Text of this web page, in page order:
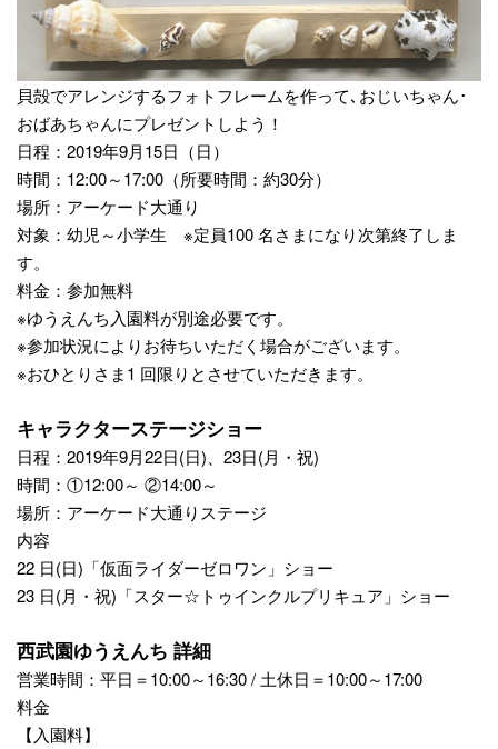
貝殻でアレンジするフォトフレームを作って､おじいちゃん･
おばあちゃんにプレゼントしよう！
日程：2019年9月15日（日）
時間：12:00～17:00（所要時間：約30分）
場所：アーケード大通り
対象：幼児～小学生 ※定員100 名さまになり次第終了しま
す。
料金：参加無料
※ゆうえんち入園料が別途必要です。
※参加状況によりお待ちいただく場合がございます。
※おひとりさま1 回限りとさせていただきます。
キャラクターステージショー
日程：2019年9月22日(日)、23日(月・祝)
時間：①12:00～ ②14:00～
場所：アーケード大通りステージ
内容
22 日(日)「仮面ライダーゼロワン」ショー
23 日(月・祝)「スター☆トゥインクルプリキュア」ショー
西武園ゆうえんち 詳細
営業時間：平日＝10:00～16:30 / 土休日＝10:00～17:00
料金
【入園料】